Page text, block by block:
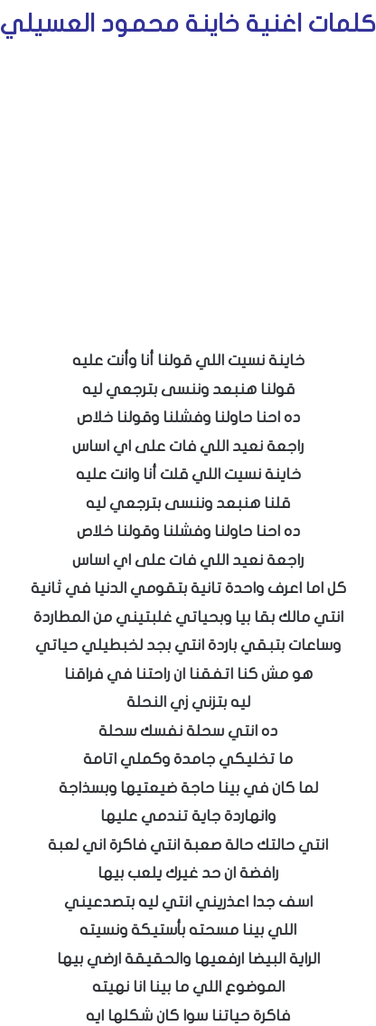
كلمات اغنية خاينة محمود العسيلي
خاينة نسيت اللي قولنا أنا وأنت عليه
قولنا هنبعد وننسى بترجعي ليه
ده احنا حاولنا وفشلنا وقولنا خلاص
راجعة نعيد اللي فات على اي اساس
خاينة نسيت اللي قلت أنا وانت عليه
قلنا هنبعد وننسى بترجعي ليه
ده احنا حاولنا وفشلنا وقولنا خلاص
راجعة نعيد اللي فات على اي اساس
كل اما اعرف واحدة تانية بتقومي الدنيا في ثانية
انتي مالك بقا بيا وبحياتي غلبتيني من المطاردة
وساعات بتبقي باردة انتي بجد لخبطيلي حياتي
هو مش كنا اتفقنا ان راحتنا في فراقنا
ليه بتزني زي النحلة
ده انتي سحلة نفسك سحلة
ما تخليكي جامدة وكملي اتامة
لما كان في بينا حاجة ضيعتيها وبسذاجة
وانهاردة جاية تندمي عليها
انتي حالتك حالة صعبة انتي فاكرة اني لعبة
رافضة ان حد غيرك يلعب بيها
اسف جدا اعذريني انتي ليه بتصدعيني
اللي بينا مسحته بأستيكة ونسيته
الراية البيضا ارفعيها والحقيقة ارضي بيها
الموضوع اللي ما بينا انا نهيته
فاكرة حياتنا سوا كان شكلها ايه